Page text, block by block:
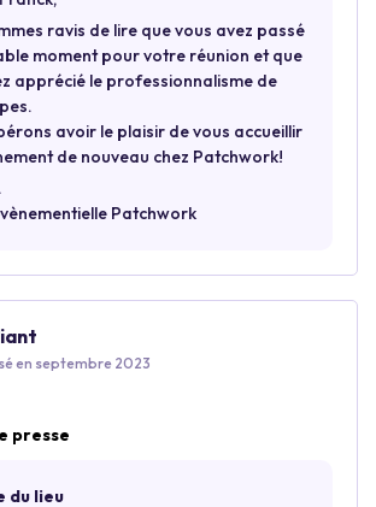
ravis de lire que vous avez passé
moment pour votre réunion et que
apprécié le professionnalisme de
avoir le plaisir de vous accueillir
de nouveau chez Patchwork!
Patchwork
en septembre 2023
presse
du lieu